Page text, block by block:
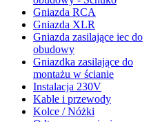
Gniazda RCA
Gniazda XLR
Gniazda zasilające iec do
obudowy
Gniazdka zasilające do
montażu w ścianie
Instalacja 230V
Kable i przewody
Kolce / Nóżki